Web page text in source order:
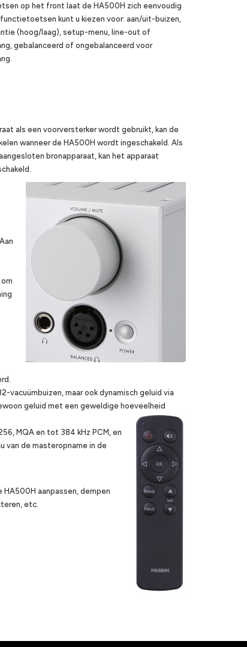
op het front laat de HA500H zich eenvoudig
kunt u kiezen voor: aan/uit-buizen,
(hoog/laag), setup-menu, line-out of
gebalanceerd of ongebalanceerd voor
als een voorversterker wordt gebruikt, kan de
wanneer de HA500H wordt ingeschakeld. Als
bronapparaat, kan het apparaat
vacuümbuizen, maar ook dynamisch geluid via
geluid met een geweldige hoeveelheid
MQA en tot 384 kHz PCM, en
van de masteropname in de
aanpassen, dempen
etc.